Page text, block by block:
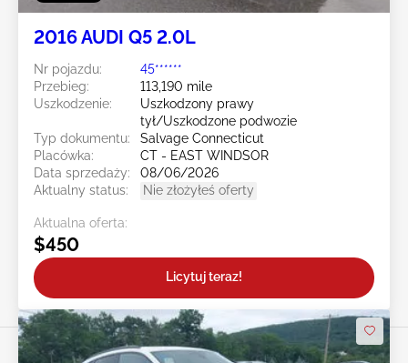
2016 AUDI Q5 2.0L
Nr pojazdu:
45******
Przebieg:
113,190 mile
Uszkodzenie:
Uszkodzony prawy
tył/Uszkodzone podwozie
Typ dokumentu:
Salvage Connecticut
Placówka:
CT - EAST WINDSOR
Data sprzedaży:
08/06/2026
Aktualny status:
Nie złożyłeś oferty
Aktualna oferta:
$450
Licytuj teraz!